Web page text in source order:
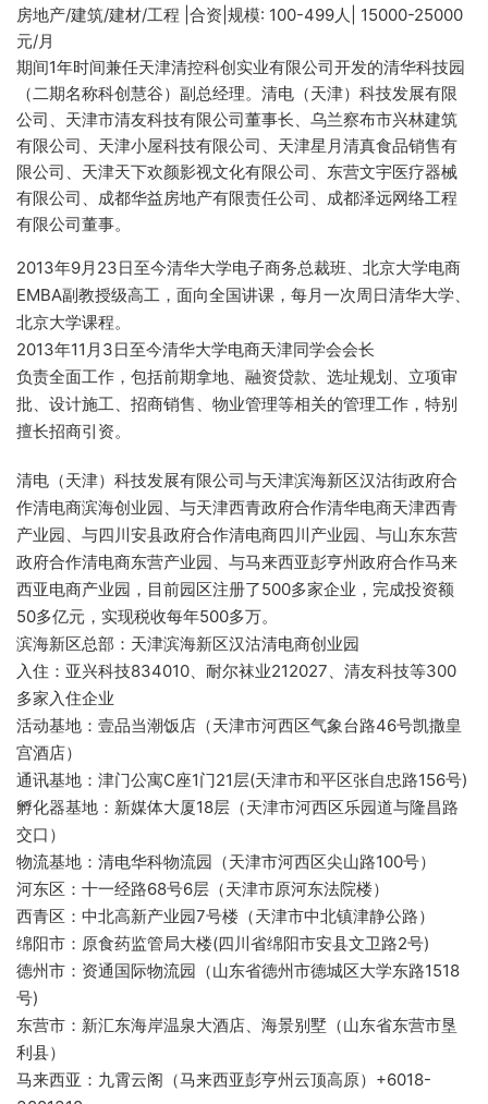
房地产/建筑/建材/工程 |合资|规模: 100-499人| 15000-25000
元/月
期间1年时间兼任天津清控科创实业有限公司开发的清华科技园
（二期名称科创慧谷）副总经理。清电（天津）科技发展有限
公司、天津市清友科技有限公司董事长、乌兰察布市兴林建筑
有限公司、天津小屋科技有限公司、天津星月清真食品销售有
限公司、天津天下欢颜影视文化有限公司、东营文宇医疗器械
有限公司、成都华益房地产有限责任公司、成都泽远网络工程
有限公司董事。
2013年9月23日至今清华大学电子商务总裁班、北京大学电商
EMBA副教授级高工，面向全国讲课，每月一次周日清华大学、
北京大学课程。
2013年11月3日至今清华大学电商天津同学会会长
负责全面工作，包括前期拿地、融资贷款、选址规划、立项审
批、设计施工、招商销售、物业管理等相关的管理工作，特别
擅长招商引资。
清电（天津）科技发展有限公司与天津滨海新区汉沽街政府合
作清电商滨海创业园、与天津西青政府合作清华电商天津西青
产业园、与四川安县政府合作清电商四川产业园、与山东东营
政府合作清电商东营产业园、与马来西亚彭亨州政府合作马来
西亚电商产业园，目前园区注册了500多家企业，完成投资额
50多亿元，实现税收每年500多万。
滨海新区总部：天津滨海新区汉沽清电商创业园
入住：亚兴科技834010、耐尔袜业212027、清友科技等300
多家入住企业
活动基地：壹品当潮饭店（天津市河西区气象台路46号凯撒皇
宫酒店）
通讯基地：津门公寓C座1门21层(天津市和平区张自忠路156号)
孵化器基地：新媒体大厦18层（天津市河西区乐园道与隆昌路
交口）
物流基地：清电华科物流园（天津市河西区尖山路100号）
河东区：十一经路68号6层（天津市原河东法院楼）
西青区：中北高新产业园7号楼（天津市中北镇津静公路）
绵阳市：原食药监管局大楼(四川省绵阳市安县文卫路2号)
德州市：资通国际物流园（山东省德州市德城区大学东路1518
号)
东营市：新汇东海岸温泉大酒店、海景别墅（山东省东营市垦
利县）
马来西亚：九霄云阁（马来西亚彭亨州云顶高原）+6018-